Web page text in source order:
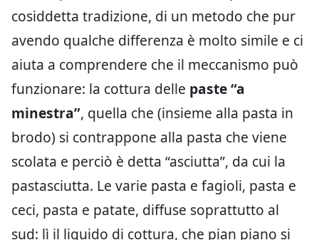
cosiddetta tradizione, di un metodo che pur
avendo qualche differenza è molto simile e ci
aiuta a comprendere che il meccanismo può
funzionare: la cottura delle paste “a
minestra”, quella che (insieme alla pasta in
brodo) si contrappone alla pasta che viene
scolata e perciò è detta “asciutta”, da cui la
pastasciutta. Le varie pasta e fagioli, pasta e
ceci, pasta e patate, diffuse soprattutto al
sud: lì il liquido di cottura, che pian piano si